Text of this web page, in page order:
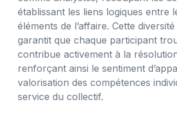
établissant les liens logiques entre
éléments de l’affaire. Cette
garantit que chaque participant
contribue activement à la
renforçant ainsi le sentiment
valorisation des compétences
service du collectif.